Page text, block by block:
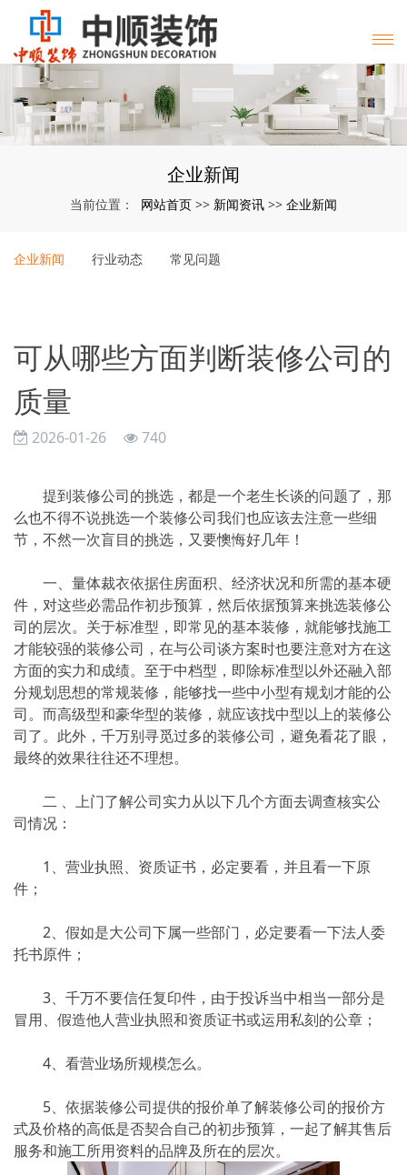
企业新闻
当前位置： 网站首页 >> 新闻资讯 >> 企业新闻
企业新闻 行业动态 常见问题
可从哪些方面判断装修公司的
质量
2026-01-26 740
提到装修公司的挑选，都是一个老生长谈的问题了，那
么也不得不说挑选一个装修公司我们也应该去注意一些细
节，不然一次盲目的挑选，又要懊悔好几年！
一、量体裁衣依据住房面积、经济状况和所需的基本硬
件，对这些必需品作初步预算，然后依据预算来挑选装修公
司的层次。关于标准型，即常见的基本装修，就能够找施工
才能较强的装修公司，在与公司谈方案时也要注意对方在这
方面的实力和成绩。至于中档型，即除标准型以外还融入部
分规划思想的常规装修，能够找一些中小型有规划才能的公
司。而高级型和豪华型的装修，就应该找中型以上的装修公
司了。此外，千万别寻觅过多的装修公司，避免看花了眼，
最终的效果往往还不理想。
二 、上门了解公司实力从以下几个方面去调查核实公
司情况：
1、营业执照、资质证书，必定要看，并且看一下原
件；
2、假如是大公司下属一些部门，必定要看一下法人委
托书原件；
3、千万不要信任复印件，由于投诉当中相当一部分是
冒用、假造他人营业执照和资质证书或运用私刻的公章；
4、看营业场所规模怎么。
5、依据装修公司提供的报价单了解装修公司的报价方
式及价格的高低是否契合自己的初步预算，一起了解其售后
服务和施工所用资料的品牌及所在的层次。